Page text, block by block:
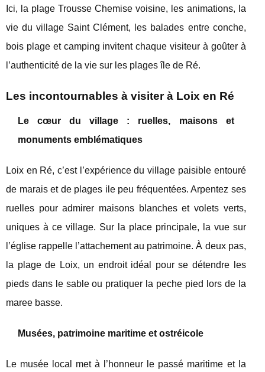
Ici, la plage Trousse Chemise voisine, les animations, la
vie du village Saint Clément, les balades entre conche,
bois plage et camping invitent chaque visiteur à goûter à
l’authenticité de la vie sur les plages île de Ré.
Les incontournables à visiter à Loix en Ré
Le cœur du village : ruelles, maisons et
monuments emblématiques
Loix en Ré, c’est l’expérience du village paisible entouré
de marais et de plages ile peu fréquentées. Arpentez ses
ruelles pour admirer maisons blanches et volets verts,
uniques à ce village. Sur la place principale, la vue sur
l’église rappelle l’attachement au patrimoine. À deux pas,
la plage de Loix, un endroit idéal pour se détendre les
pieds dans le sable ou pratiquer la peche pied lors de la
maree basse.
Musées, patrimoine maritime et ostréicole
Le musée local met à l’honneur le passé maritime et la